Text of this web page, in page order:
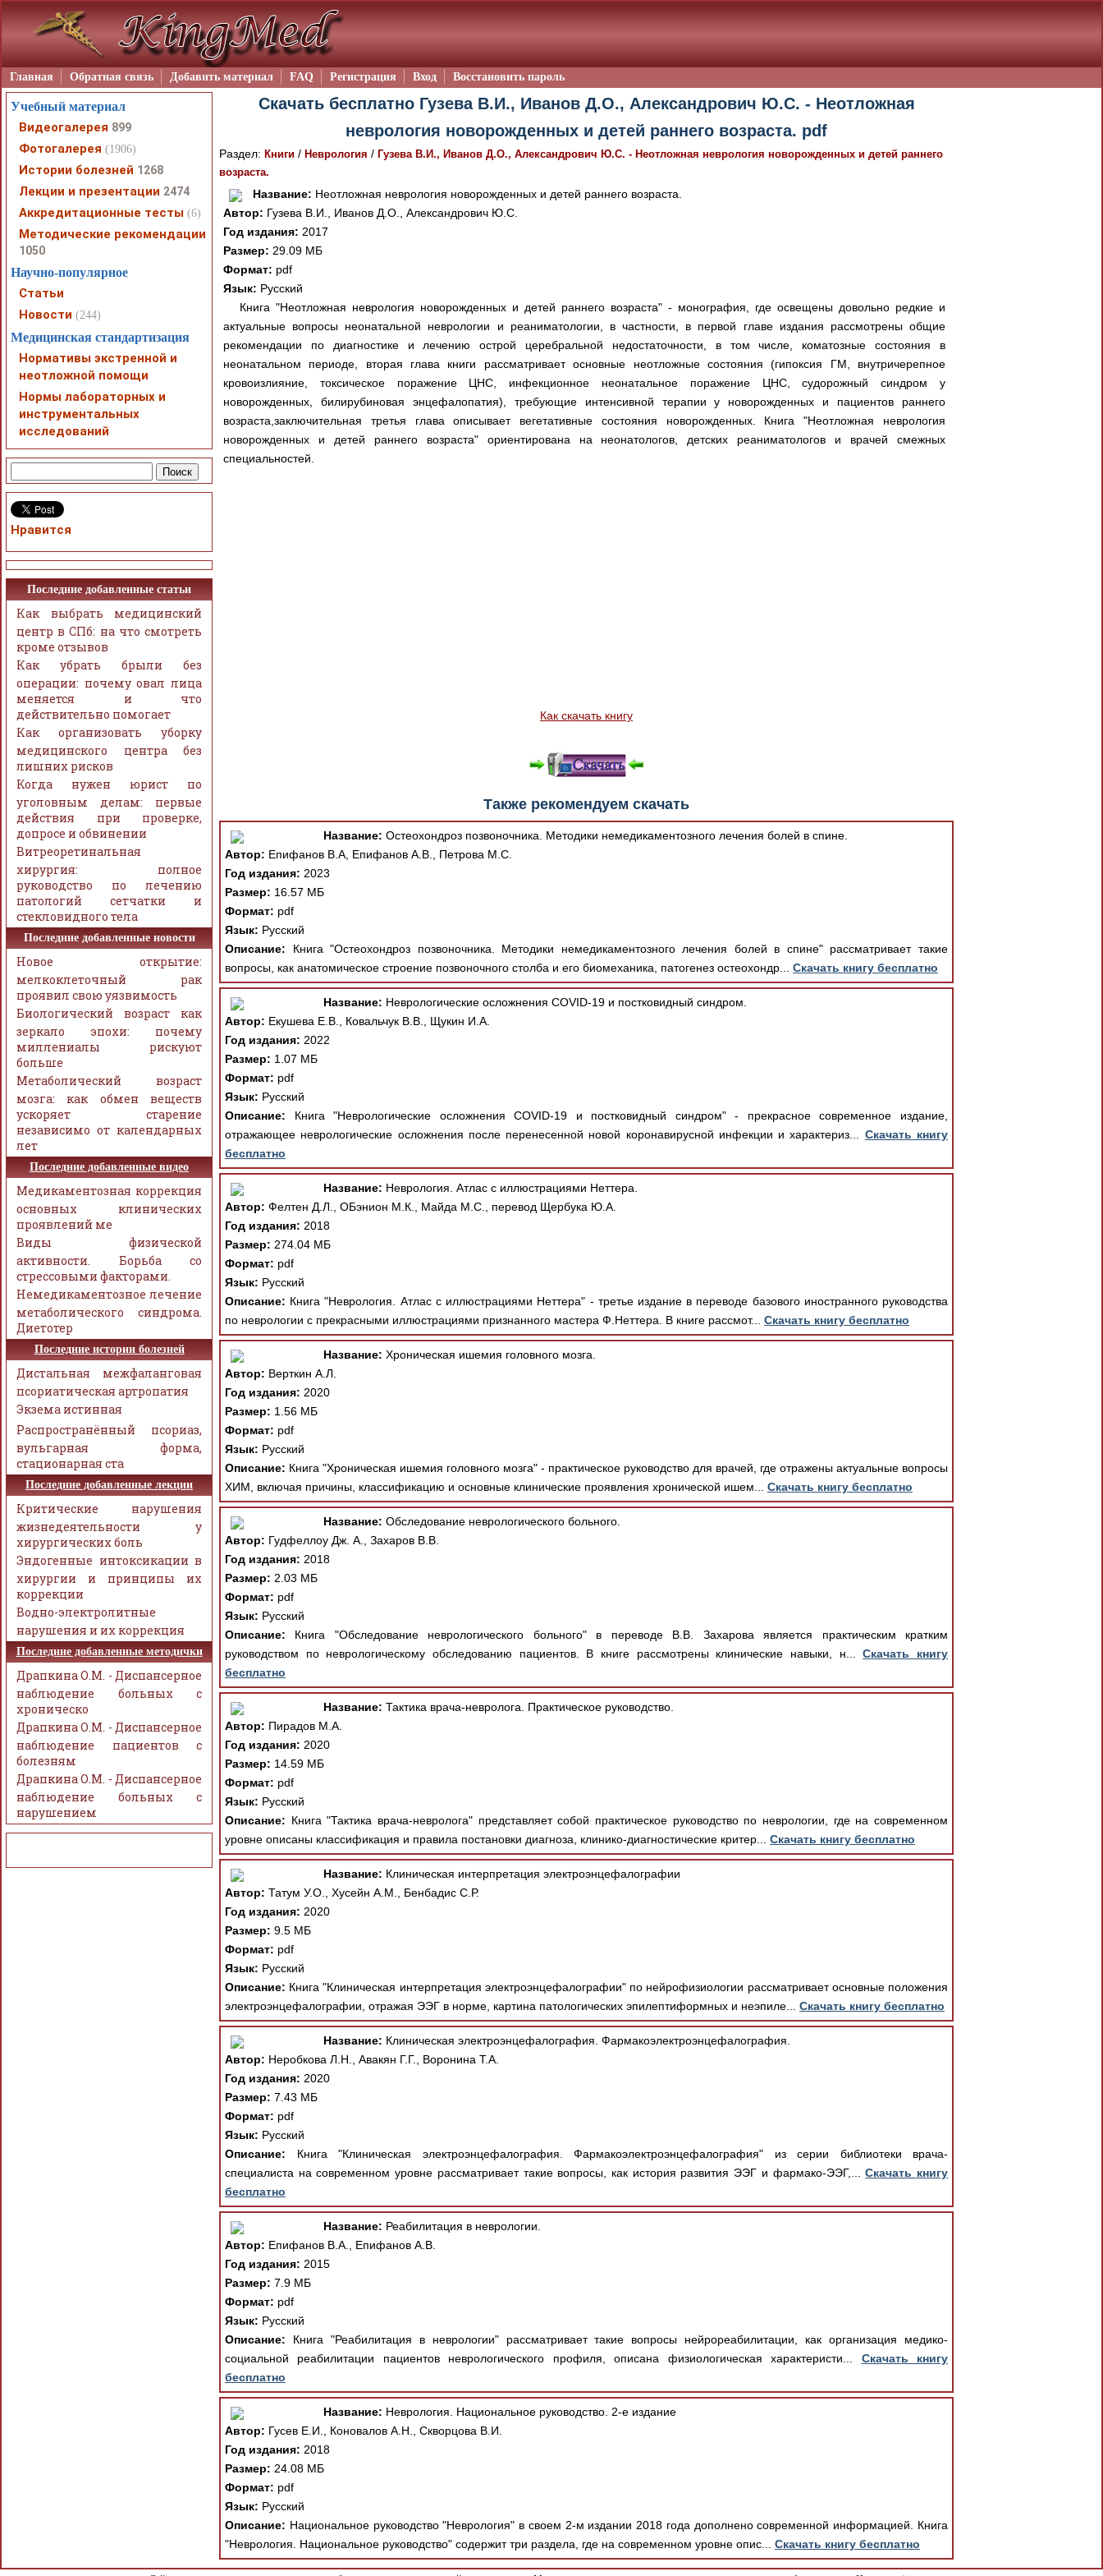
Главная Обратная связь Добавить материал FAQ Регистрация Вход Восстановить пароль
Скачать бесплатно Гузева В.И., Иванов Д.О., Александрович Ю.С. - Неотложная
неврология новорожденных и детей раннего возраста. pdf
Раздел: Книги / Неврология / Гузева В.И., Иванов Д.О., Александрович Ю.С. - Неотложная неврология новорожденных и детей раннего
возраста.
Название: Неотложная неврология новорожденных и детей раннего возраста.
Автор: Гузева В.И., Иванов Д.О., Александрович Ю.С.
Год издания: 2017
Размер: 29.09 МБ
Формат: pdf
Язык: Русский
Книга "Неотложная неврология новорожденных и детей раннего возраста" - монография, где освещены довольно редкие и
актуальные вопросы неонатальной неврологии и реаниматологии, в частности, в первой главе издания рассмотрены общие
рекомендации по диагностике и лечению острой церебральной недостаточности, в том числе, коматозные состояния в
неонатальном периоде, вторая глава книги рассматривает основные неотложные состояния (гипоксия ГМ, внутричерепное
кровоизлияние, токсическое поражение ЦНС, инфекционное неонатальное поражение ЦНС, судорожный синдром у
новорожденных, билирубиновая энцефалопатия), требующие интенсивной терапии у новорожденных и пациентов раннего
возраста,заключительная третья глава описывает вегетативные состояния новорожденных. Книга "Неотложная неврология
новорожденных и детей раннего возраста" ориентирована на неонатологов, детских реаниматологов и врачей смежных
специальностей.
Как скачать книгу
Также рекомендуем скачать
Название: Остеохондроз позвоночника. Методики немедикаментозного лечения болей в спине.
Автор: Епифанов В.А, Епифанов А.В., Петрова М.С.
Год издания: 2023
Размер: 16.57 МБ
Формат: pdf
Язык: Русский
Описание: Книга "Остеохондроз позвоночника. Методики немедикаментозного лечения болей в спине" рассматривает такие
вопросы, как анатомическое строение позвоночного столба и его биомеханика, патогенез остеохондр... Скачать книгу бесплатно
Название: Неврологические осложнения COVID-19 и постковидный синдром.
Автор: Екушева Е.В., Ковальчук В.В., Щукин И.А.
Год издания: 2022
Размер: 1.07 МБ
Формат: pdf
Язык: Русский
Описание: Книга "Неврологические осложнения COVID-19 и постковидный синдром" - прекрасное современное издание,
отражающее неврологические осложнения после перенесенной новой коронавирусной инфекции и характериз... Скачать книгу
бесплатно
Название: Неврология. Атлас с иллюстрациями Неттера.
Автор: Фелтен Д.Л., ОБэнион М.К., Майда М.С., перевод Щербука Ю.А.
Год издания: 2018
Размер: 274.04 МБ
Формат: pdf
Язык: Русский
Описание: Книга "Неврология. Атлас с иллюстрациями Неттера" - третье издание в переводе базового иностранного руководства
по неврологии с прекрасными иллюстрациями признанного мастера Ф.Неттера. В книге рассмот... Скачать книгу бесплатно
Название: Хроническая ишемия головного мозга.
Автор: Верткин А.Л.
Год издания: 2020
Размер: 1.56 МБ
Формат: pdf
Язык: Русский
Описание: Книга "Хроническая ишемия головного мозга" - практическое руководство для врачей, где отражены актуальные вопросы
ХИМ, включая причины, классификацию и основные клинические проявления хронической ишем... Скачать книгу бесплатно
Название: Обследование неврологического больного.
Автор: Гудфеллоу Дж. А., Захаров В.В.
Год издания: 2018
Размер: 2.03 МБ
Формат: pdf
Язык: Русский
Описание: Книга "Обследование неврологического больного" в переводе В.В. Захарова является практическим кратким
руководством по неврологическому обследованию пациентов. В книге рассмотрены клинические навыки, н...Скачать книгу
бесплатно
Название: Тактика врача-невролога. Практическое руководство.
Автор: Пирадов М.А.
Год издания: 2020
Размер: 14.59 МБ
Формат: pdf
Язык: Русский
Описание: Книга "Тактика врача-невролога" представляет собой практическое руководство по неврологии, где на современном
уровне описаны классификация и правила постановки диагноза, клинико-диагностические критер... Скачать книгу бесплатно
Название: Клиническая интерпретация электроэнцефалографии
Автор: Татум У.О., Хусейн А.М., Бенбадис С.Р.
Год издания: 2020
Размер: 9.5 МБ
Формат: pdf
Язык: Русский
Описание: Книга "Клиническая интерпретация электроэнцефалографии" по нейрофизиологии рассматривает основные положения
электроэнцефалографии, отражая ЭЭГ в норме, картина патологических эпилептиформных и неэпиле... Скачать книгу бесплатно
Название: Клиническая электроэнцефалография. Фармакоэлектроэнцефалография.
Автор: Неробкова Л.Н., Авакян Г.Г., Воронина Т.А.
Год издания: 2020
Размер: 7.43 МБ
Формат: pdf
Язык: Русский
Описание: Книга "Клиническая электроэнцефалография. Фармакоэлектроэнцефалография" из серии библиотеки врача-
специалиста на современном уровне рассматривает такие вопросы, как история развития ЭЭГ и фармако-ЭЭГ,...Скачать книгу
бесплатно
Название: Реабилитация в неврологии.
Автор: Епифанов В.А., Епифанов А.В.
Год издания: 2015
Размер: 7.9 МБ
Формат: pdf
Язык: Русский
Описание: Книга "Реабилитация в неврологии" рассматривает такие вопросы нейрореабилитации, как организация медико-
социальной реабилитации пациентов неврологического профиля, описана физиологическая характеристи... Скачать книгу
бесплатно
Название: Неврология. Национальное руководство. 2-е издание
Автор: Гусев Е.И., Коновалов А.Н., Скворцова В.И.
Год издания: 2018
Размер: 24.08 МБ
Формат: pdf
Язык: Русский
Описание: Национальное руководство "Неврология" в своем 2-м издании 2018 года дополнено современной информацией. Книга
"Неврология. Национальное руководство" содержит три раздела, где на современном уровне опис... Скачать книгу бесплатно
Учебный материал
Видеогалерея 899
Фотогалерея (1906)
Истории болезней 1268
Лекции и презентации 2474
Аккредитационные тесты (6)
Методические рекомендации
1050
Научно-популярное
Статьи
Новости (244)
Медицинская стандартизация
Нормативы экстренной и
неотложной помощи
Нормы лабораторных и
инструментальных
исследований
Нравится
Последние добавленные статьи
Как выбрать медицинский
центр в СПб: на что смотреть
кроме отзывов
Как убрать брыли без
операции: почему овал лица
меняется и что
действительно помогает
Как организовать уборку
медицинского центра без
лишних рисков
Когда нужен юрист по
уголовным делам: первые
действия при проверке,
допросе и обвинении
Витреоретинальная
хирургия: полное
руководство по лечению
патологий сетчатки и
стекловидного тела
Последние добавленные новости
Новое открытие:
мелкоклеточный рак
проявил свою уязвимость
Биологический возраст как
зеркало эпохи: почему
миллениалы рискуют
больше
Метаболический возраст
мозга: как обмен веществ
ускоряет старение
независимо от календарных
лет
Последние добавленные видео
Медикаментозная коррекция
основных клинических
проявлений ме
Виды физической
активности. Борьба со
стрессовыми факторами.
Немедикаментозное лечение
метаболического синдрома.
Диетотер
Последние истории болезней
Дистальная межфаланговая
псориатическая артропатия
Экзема истинная
Распространённый псориаз,
вульгарная форма,
стационарная ста
Последние добавленные лекции
Критические нарушения
жизнедеятельности у
хирургических боль
Эндогенные интоксикации в
хирургии и принципы их
коррекции
Водно-электролитные
нарушения и их коррекция
Последние добавленные методички
Драпкина О.М. - Диспансерное
наблюдение больных с
хроническо
Драпкина О.М. - Диспансерное
наблюдение пациентов с
болезням
Драпкина О.М. - Диспансерное
наблюдение больных с
нарушением